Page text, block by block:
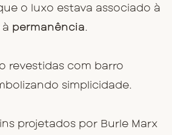
o luxo estava associado à
à permanência.
revestidas com barro
simplicidade.
projetados por Burle Marx